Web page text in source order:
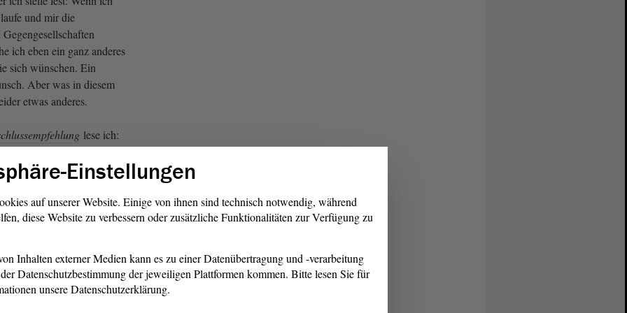
und mir die
ich eben ein ganz anderes
sich wünschen. Ein
Aber was in diesem
etwas anderes.
lese ich:
an, dass in Sachsen-
des demografischen
sind.“ - Das ist richtig.
ist es auch Ihrer Politik
geschuldet, dass es so ist,
Kenntnis. Das ist eine
Einstellungen
auf unserer Website. Einige von ihnen sind technisch notwendig, während
diese Website zu verbessern oder zusätzliche Funktionalitäten zur Verfügung zu
Inhalten externer Medien kann es zu einer Datenübertragung und -verarbeitung
Datenschutzbestimmung der jeweiligen Plattformen kommen. Bitte lesen Sie für
unsere Datenschutzerklärung.